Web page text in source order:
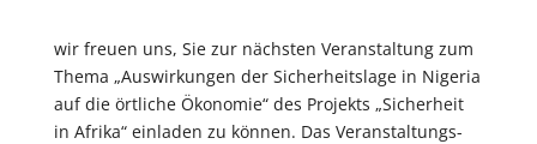
wir freuen uns, Sie zur nächsten Veranstaltung zum
Thema „Auswirkungen der Sicherheitslage in Nigeria
auf die örtliche Ökonomie“ des Projekts „Sicherheit
in Afrika“ einladen zu können. Das Veranstaltungs-